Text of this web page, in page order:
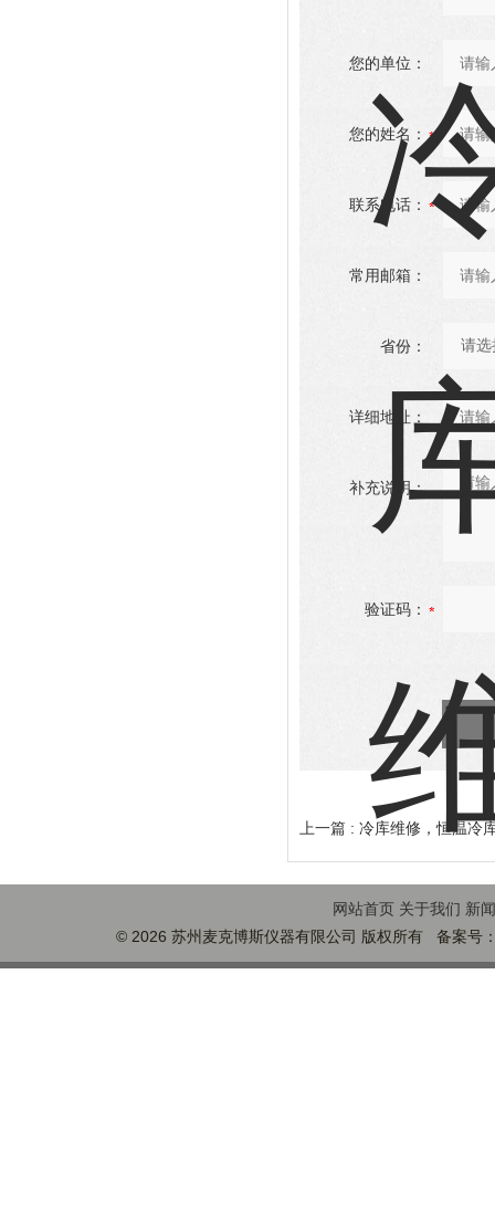
您的单位：
您的姓名：
联系电话：
常用邮箱：
省份：
详细地址：
补充说明：
验证码：
上一篇 : 冷库维修，恒温冷
网站首页 关于我们 新
© 2026 苏州麦克博斯仪器有限公司 版权所有 备案号